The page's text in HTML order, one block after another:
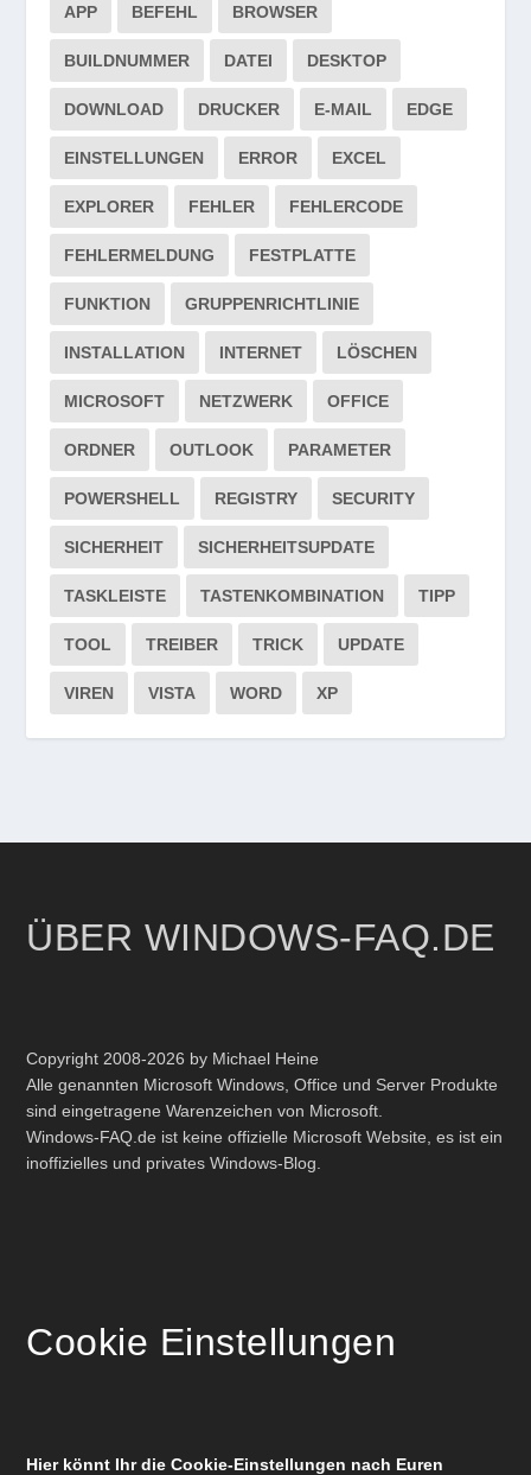
APP BEFEHL BROWSER
BUILDNUMMER DATEI DESKTOP
DOWNLOAD DRUCKER E-MAIL EDGE
EINSTELLUNGEN ERROR EXCEL
EXPLORER FEHLER FEHLERCODE
FEHLERMELDUNG FESTPLATTE
FUNKTION GRUPPENRICHTLINIE
INSTALLATION INTERNET LÖSCHEN
MICROSOFT NETZWERK OFFICE
ORDNER OUTLOOK PARAMETER
POWERSHELL REGISTRY SECURITY
SICHERHEIT SICHERHEITSUPDATE
TASKLEISTE TASTENKOMBINATION TIPP
TOOL TREIBER TRICK UPDATE
VIREN VISTA WORD XP
ÜBER WINDOWS-FAQ.DE
Copyright 2008-2026 by Michael Heine
Alle genannten Microsoft Windows, Office und Server Produkte
sind eingetragene Warenzeichen von Microsoft.
Windows-FAQ.de ist keine offizielle Microsoft Website, es ist ein
inoffizielles und privates Windows-Blog.
Cookie Einstellungen
Hier könnt Ihr die Cookie-Einstellungen nach Euren